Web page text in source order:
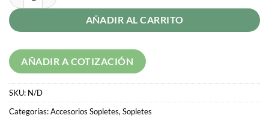
AÑADIR AL CARRITO
AÑADIR A COTIZACIÓN
SKU: N/D
Categorías:Accesorios Sopletes, Sopletes